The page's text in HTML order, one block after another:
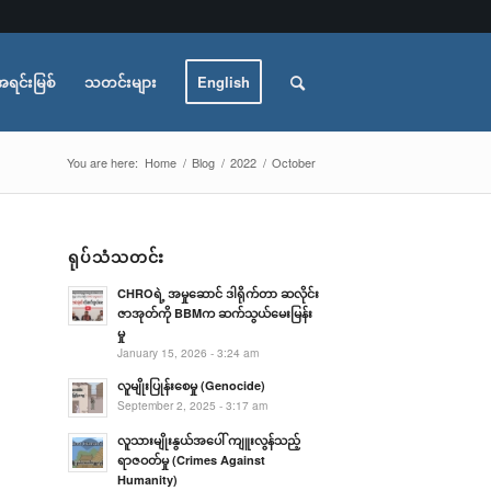
င်းမြစ် သတင်းများ English
You are here: Home / Blog / 2022 / October
ရုပ်သံသတင်း
CHROရဲ့ အမှုဆောင် ဒါရိုက်တာ ဆလိုင်း
ဇာအုတ်ကို BBMက ဆက်သွယ်မေးမြန်း
မှု
January 15, 2026 - 3:24 am
လူမျိုးပြုန်းစေမှု (Genocide)
September 2, 2025 - 3:17 am
လူသားမျိုးနွယ်အပေါ် ကျူးလွန်သည့်
ရာဇဝတ်မှု (Crimes Against
Humanity)